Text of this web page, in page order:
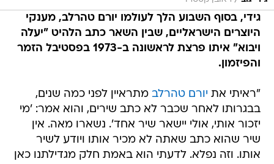
גידי, בסוף השבוע הלך לעולמו יורם טהרלב, מענקי
היוצרים הישראליים, שבין השאר כתב הלהיט "יעלה
ויבוא" איתו פרצת לראשונה ב-1973 בפסטיבל הזמר
והפיזמון.
"ראיתי את יורם טהרלב מתראיין לפני כמה שנים,
בבגרותו לאחר שכבר לא כתב שירים, והוא אמר: 'מי
יזכור אותי, אולי יישאר שיר אחד'. נשארו מאה. אין
שיר שהוא כתב שאתה לא מכיר אותו ויודע לשיר
אותו. וזה נפלא. לדעתי הוא באמת חלק מגדילתנו כאן